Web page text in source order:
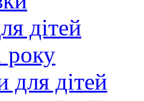
дітей
року
для дітей